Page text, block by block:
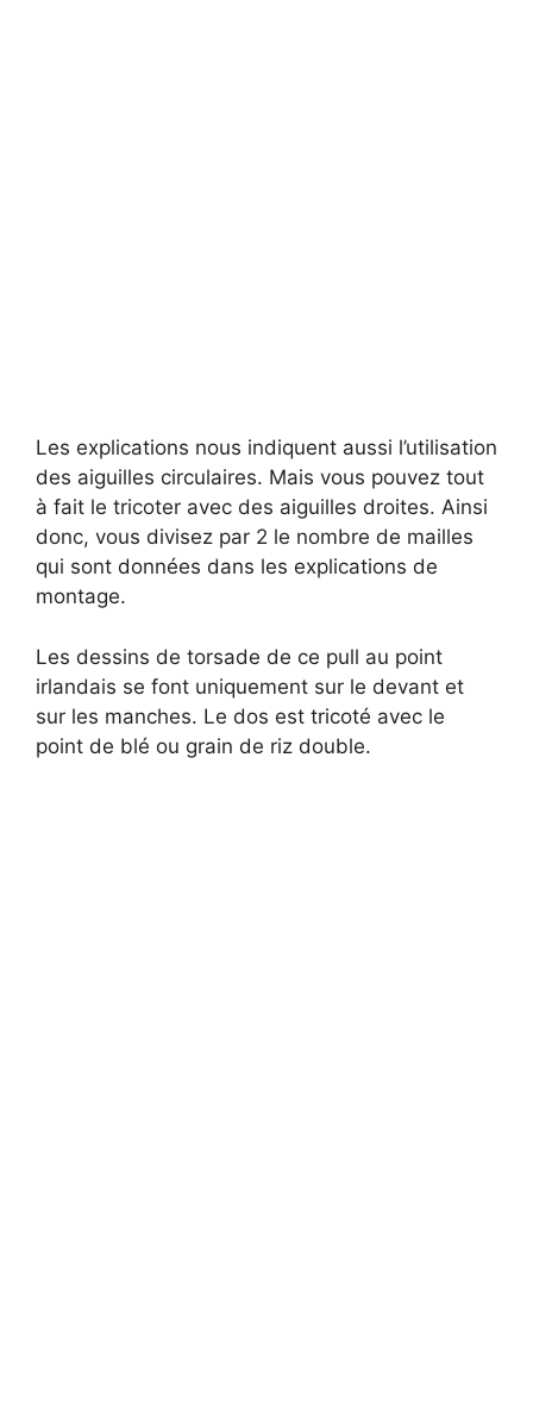
Les explications nous indiquent aussi l’utilisation
des aiguilles circulaires. Mais vous pouvez tout
à fait le tricoter avec des aiguilles droites. Ainsi
donc, vous divisez par 2 le nombre de mailles
qui sont données dans les explications de
montage.
Les dessins de torsade de ce pull au point
irlandais se font uniquement sur le devant et
sur les manches. Le dos est tricoté avec le
point de blé ou grain de riz double.